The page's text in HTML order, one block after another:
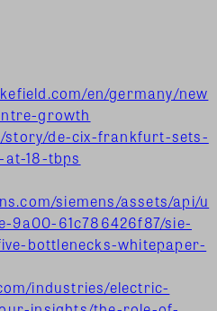
en/germany/new
growth
story/de-cix-frankfurt-sets-
18-tbps
siemens/assets/api/u
9a00-61c786426f87/sie-
bottlenecks-whitepaper-
industries/electric-